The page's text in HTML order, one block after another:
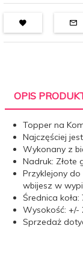
OPIS
Topper na
Najczęściej
Wykonany z
Nadruk: Złote
Przyklejony
wbijesz w
Średnica koła:
Wysokość: +/-
Sprzedaż